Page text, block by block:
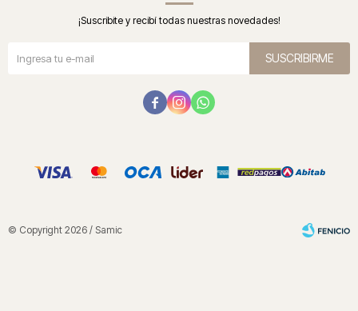
¡Suscribite y recibí todas nuestras novedades!
SUSCRIBIRME
  
© Copyright 2026 / Samic